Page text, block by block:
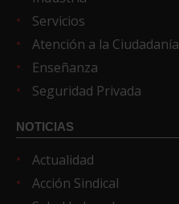
Servicios
Atención a la Ciudadanía
Enseñanza
Seguridad Privada
NOTICIAS
Actualidad
Acción Sindical